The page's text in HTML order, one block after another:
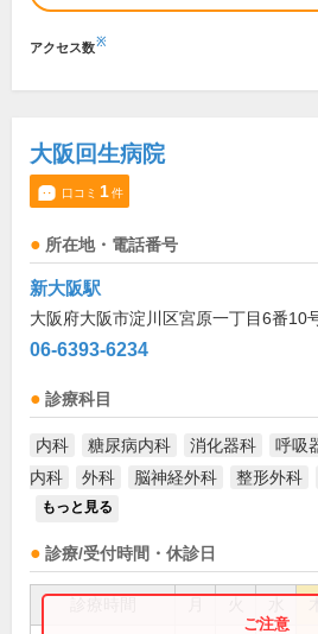
アクセス数※
大阪回生病院
口コミ 1件
所在地・電話番号
新大阪駅
大阪府大阪市淀川区宮原一丁目6番10
06-6393-6234
診療科目
内科 糖尿病内科 消化器科 呼吸
内科
外科 脳神経外科 整形外科
もっと見る
診療/受付時間・休診日